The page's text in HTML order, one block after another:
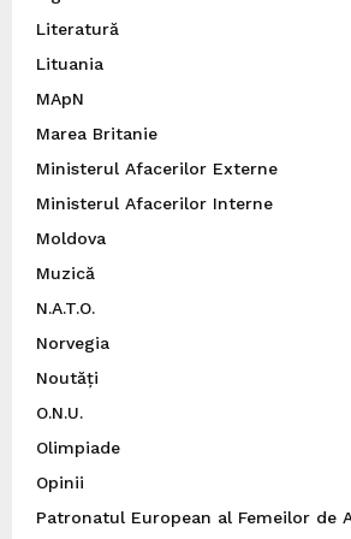
Literatură
Lituania
MApN
Marea Britanie
Ministerul Afacerilor Externe
Ministerul Afacerilor Interne
Moldova
Muzică
N.A.T.O.
Norvegia
Noutăți
O.N.U.
Olimpiade
Opinii
Patronatul European al Femeilor de